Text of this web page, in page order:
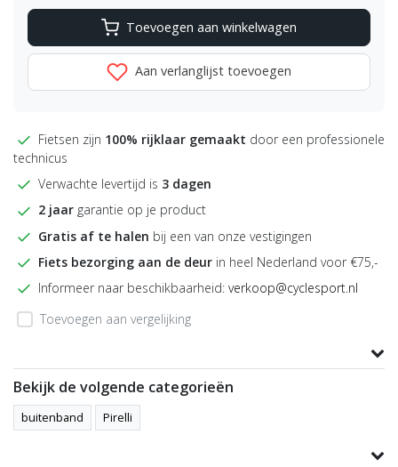
Toevoegen aan winkelwagen
Aan verlanglijst toevoegen
Fietsen zijn 100% rijklaar gemaakt door een professionele
technicus
Verwachte levertijd is 3 dagen
2 jaar garantie op je product
Gratis af te halen bij een van onze vestigingen
Fiets bezorging aan de deur in heel Nederland voor €75,-
Informeer naar beschikbaarheid: verkoop@cyclesport.nl
Toevoegen aan vergelijking
Bekijk de volgende categorieën
buitenband Pirelli